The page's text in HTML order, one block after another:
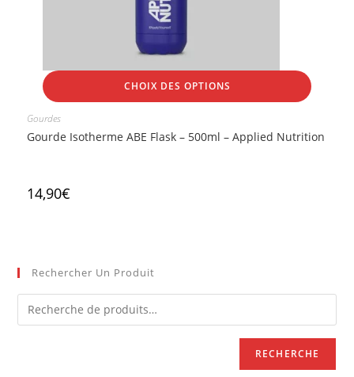
CHOIX DES OPTIONS
Gourdes
Gourde Isotherme ABE Flask – 500ml – Applied Nutrition
14,90€
Rechercher Un Produit
RECHERCHE